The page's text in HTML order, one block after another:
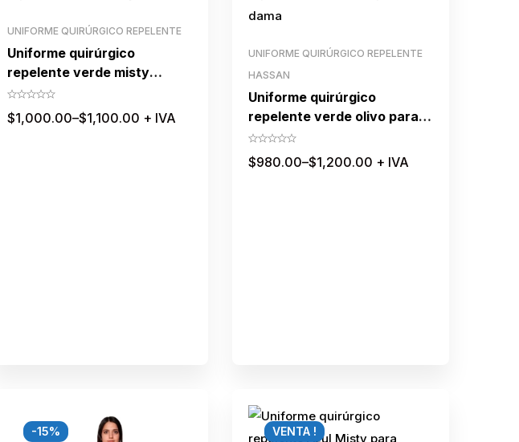
UNIFORME QUIRÚRGICO REPELENTE
Uniforme quirúrgico
repelente verde misty
JOGGER
$1,000.00–$1,100.00 + IVA
UNIFORME QUIRÚRGICO REPELENTE
HASSAN
Uniforme quirúrgico
repelente verde olivo para
dama
$980.00–$1,200.00 + IVA
-15% VENTA !